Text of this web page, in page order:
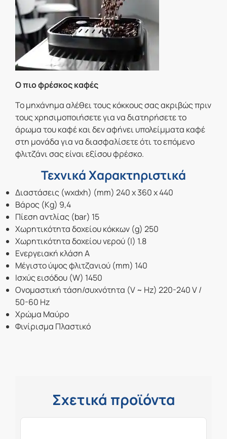
Ο πιο φρέσκος καφές
Το μηχάνημα αλέθει τους κόκκους σας ακριβώς πριν
τους χρησιμοποιήσετε για να διατηρήσετε το
άρωμα του καφέ και δεν αφήνει υπολείμματα καφέ
στη μονάδα για να διασφαλίσετε ότι το επόμενο
φλιτζάνι σας είναι εξίσου φρέσκο.
Τεχνικά Χαρακτηριστικά
Διαστάσεις (wxdxh) (mm) 240 x 360 x 440
Βάρος (Kg) 9,4
Πίεση αντλίας (bar) 15
Χωρητικότητα δοχείου κόκκων (g) 250
Χωρητικότητα δοχείου νερού (l) 1.8
Ενεργειακή κλάση A
Μέγιστο ύψος φλιτζανιού (mm) 140
Ισχύς εισόδου (W) 1450
Ονομαστική τάση/συχνότητα (V ~ Hz) 220-240 V /
50-60 Hz
Χρώμα Μαύρο
Φινίρισμα Πλαστικό
Σχετικά προϊόντα